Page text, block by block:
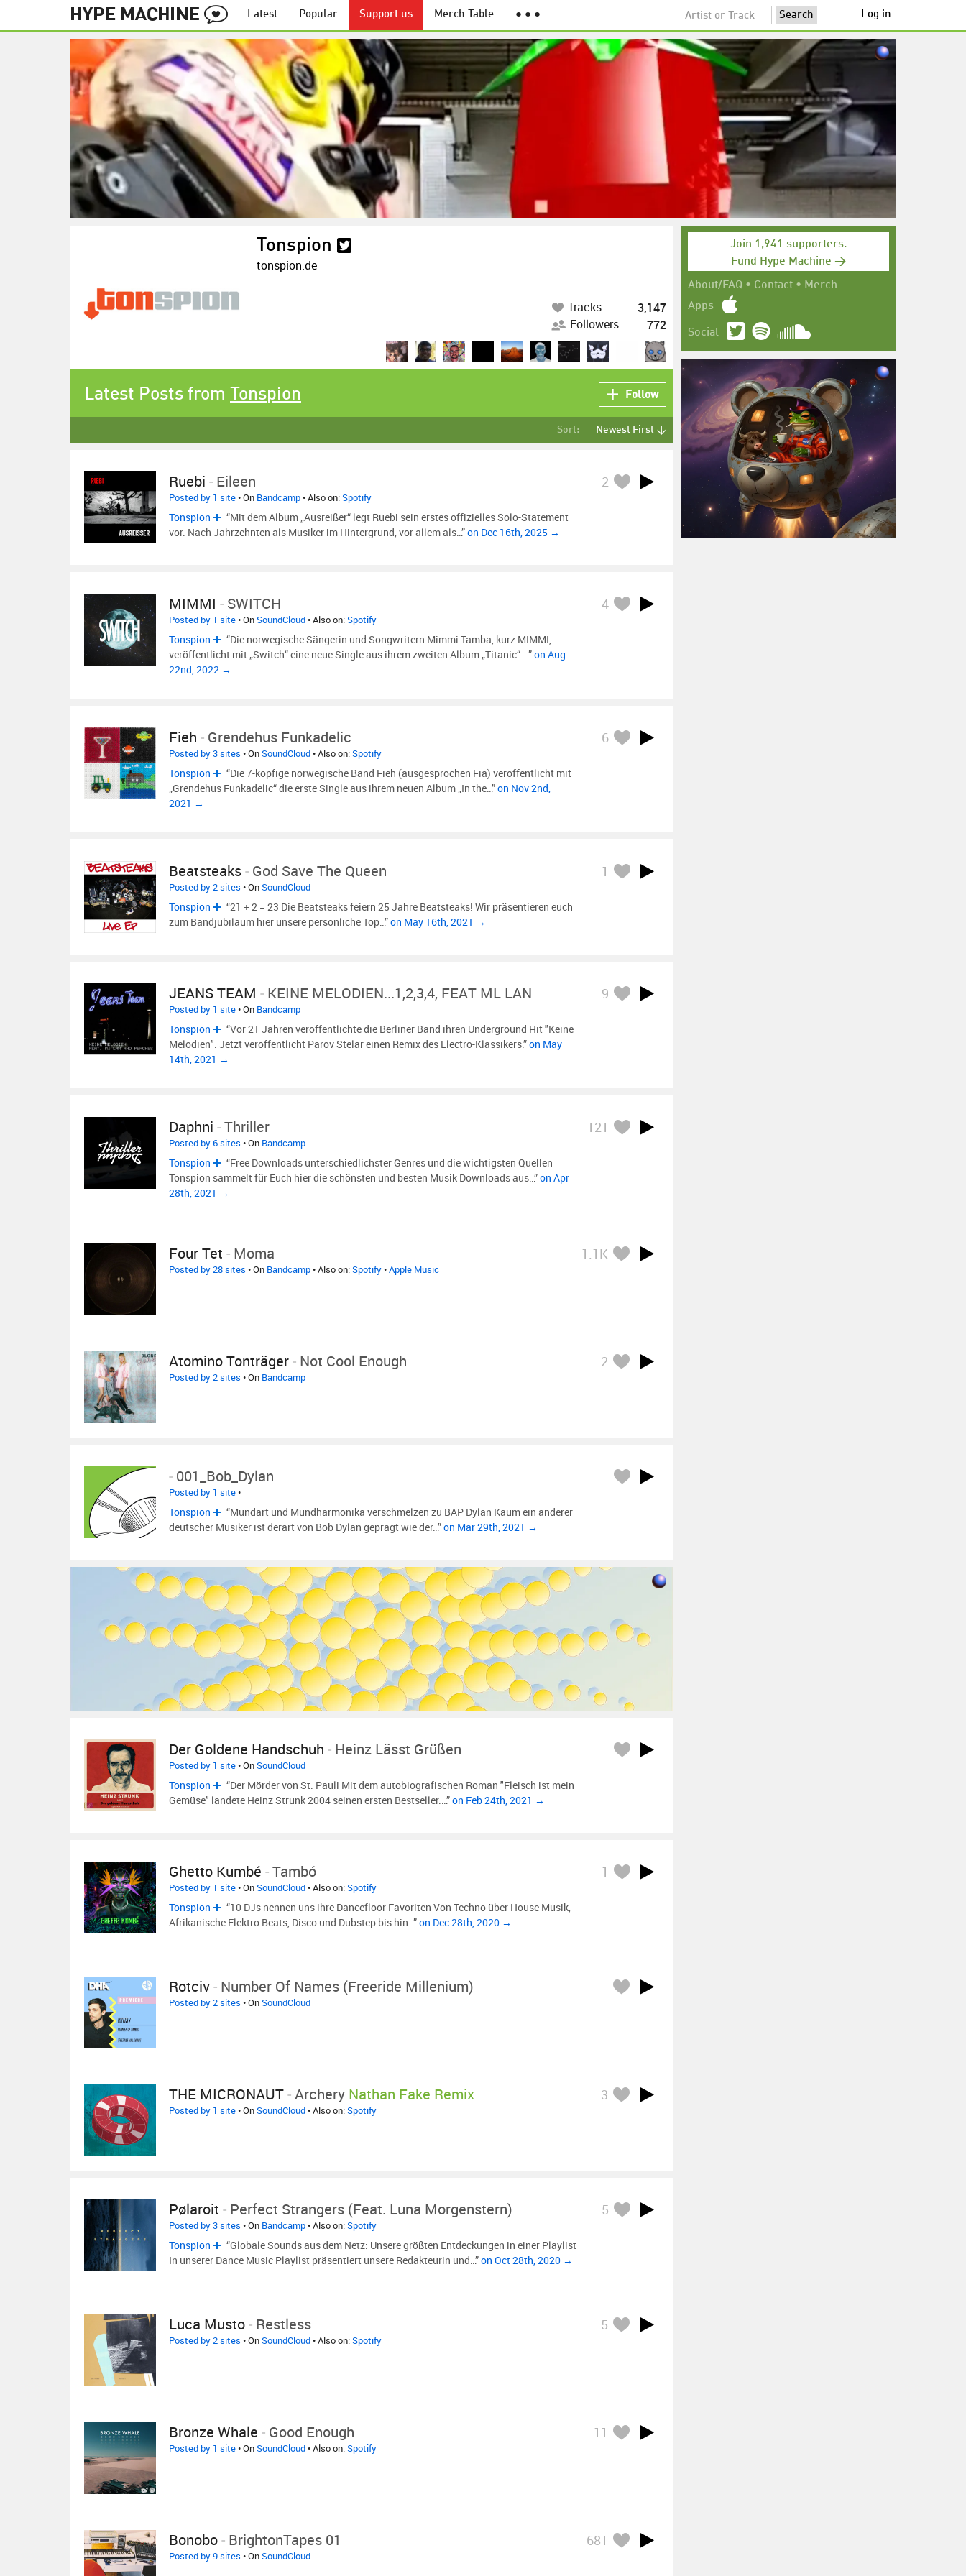
Latest Popular Support us Merch Table ● ● ● Log in
Join 1,941 supporters.
Fund Hype Machine →
About/FAQ • Contact • Merch
Apps
Social
Tonspion
tonspion.de
Tracks
3,147
Followers
772
Latest Posts from Tonspion Follow
Sort: Newest First ↓
Ruebi - Eileen 2
Posted by 1 site• On Bandcamp• Also on:Spotify
Tonspion
“Mit dem Album „Ausreißer“ legt Ruebi sein erstes offizielles Solo-Statement
vor. Nach Jahrzehnten als Musiker im Hintergrund, vor allem als…”on Dec 16th, 2025 →
MIMMI - SWITCH 4
Posted by 1 site• OnSoundCloud• Also on:Spotify
Tonspion
“Die norwegische Sängerin und Songwritern Mimmi Tamba, kurz MIMMI,
veröffentlicht mit „Switch“ eine neue Single aus ihrem zweiten Album „Titanic“.…”on Aug
22nd, 2022 →
Fieh - Grendehus Funkadelic 6
Posted by 3 sites • OnSoundCloud• Also on:Spotify
Tonspion
“Die 7-köpfige norwegische Band Fieh (ausgesprochen Fia) veröffentlicht mit
„Grendehus Funkadelic“ die erste Single aus ihrem neuen Album „In the…”on Nov 2nd,
2021 →
Beatsteaks- God Save The Queen 1
Posted by 2 sites • OnSoundCloud
Tonspion
“21 + 2 = 23 Die Beatsteaks feiern 25 Jahre Beatsteaks! Wir präsentieren euch
zum Bandjubiläum hier unsere persönliche Top…”on May 16th, 2021 →
JEANS TEAM - KEINE MELODIEN...1,2,3,4, FEAT ML LAN 9
Posted by 1 site• On Bandcamp
Tonspion
“Vor 21 Jahren veröffentlichte die Berliner Band ihren Underground Hit "Keine
Melodien". Jetzt veröffentlicht Parov Stelar einen Remix des Electro-Klassikers.”on May
14th, 2021 →
Daphni -Thriller 121
Posted by 6 sites • On Bandcamp
Tonspion
“Free Downloads unterschiedlichster Genres und die wichtigsten Quellen
Tonspion sammelt für Euch hier die schönsten und besten Musik Downloads aus…”on Apr
28th, 2021 →
Four Tet - Moma 1.1K
Posted by 28 sites • On Bandcamp• Also on:Spotify•Apple Music
Atomino Tonträger- Not Cool Enough 2
Posted by 2 sites • On Bandcamp
- 001_Bob_Dylan
Posted by 1 site•
Tonspion
“Mundart und Mundharmonika verschmelzen zu BAP Dylan Kaum ein anderer
deutscher Musiker ist derart von Bob Dylan geprägt wie der…”on Mar 29th, 2021 →
Der Goldene Handschuh - Heinz Lässt Grüßen
Posted by 1 site• OnSoundCloud
Tonspion
“Der Mörder von St. Pauli Mit dem autobiografischen Roman "Fleisch ist mein
Gemüse" landete Heinz Strunk 2004 seinen ersten Bestseller.…”on Feb 24th, 2021 →
Ghetto Kumbé -Tambó 1
Posted by 1 site• OnSoundCloud• Also on:Spotify
Tonspion
“10 DJs nennen uns ihre Dancefloor Favoriten Von Techno über House Musik,
Afrikanische Elektro Beats, Disco und Dubstep bis hin…”on Dec 28th, 2020 →
Rotciv- Number Of Names (Freeride Millenium)
Posted by 2 sites • OnSoundCloud
THE MICRONAUT-Archery Nathan Fake Remix 3
Posted by 1 site• OnSoundCloud• Also on:Spotify
Pølaroit - Perfect Strangers (feat. Luna Morgenstern) 5
Posted by 3 sites • On Bandcamp• Also on:Spotify
Tonspion
“Globale Sounds aus dem Netz: Unsere größten Entdeckungen in einer Playlist
In unserer Dance Music Playlist präsentiert unsere Redakteurin und…”on Oct 28th, 2020 →
Luca Musto- Restless 5
Posted by 2 sites • OnSoundCloud• Also on:Spotify
Bronze Whale - Good Enough 11
Posted by 1 site• OnSoundCloud• Also on:Spotify
Bonobo- BrightonTapes 01 681
Posted by 9 sites • OnSoundCloud